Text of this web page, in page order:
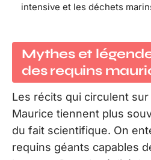
intensive et les déchets
Mythes et
des requins
Les récits qui circulent
Maurice tiennent plus
du fait scientifique. On
requins géants capables